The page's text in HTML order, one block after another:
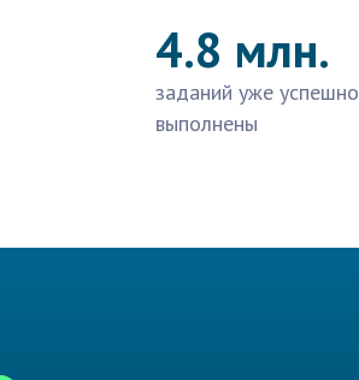
4.8 млн.
заданий уже успешно
выполнены